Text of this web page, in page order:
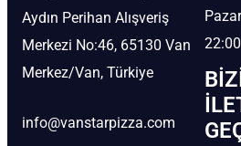
Aydın Perihan Alışveriş
Merkezi No:46, 65130 Van
Merkez/Van, Türkiye
info@vanstarpizza.com
22:00